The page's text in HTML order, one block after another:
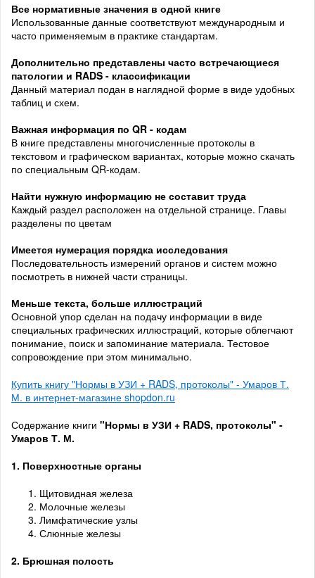
Все нормативные значения в одной книге
Использованные данные соответствуют международным и
часто применяемым в практике стандартам.
Дополнительно представлены часто встречающиеся
патологии и RADS - классификации
Данный материал подан в наглядной форме в виде удобных
таблиц и схем.
Важная информация по QR - кодам
В книге представлены многочисленные протоколы в
текстовом и графическом вариантах, которые можно скачать
по специальным QR-кодам.
Найти нужную информацию не составит труда
Каждый раздел расположен на отдельной странице. Главы
разделены по цветам
Имеется нумерация порядка исследования
Последовательность измерений органов и систем можно
посмотреть в нижней части страницы.
Меньше текста, больше иллюстраций
Основной упор сделан на подачу информации в виде
специальных графических иллюстраций, которые облегчают
понимание, поиск и запоминание материала. Тестовое
сопровождение при этом минимально.
Купить книгу "Нормы в УЗИ + RADS, протоколы" - Умаров Т.
М. в интернет-магазине shopdon.ru
Содержание книги "Нормы в УЗИ + RADS, протоколы" -
Умаров Т. М.
1. Поверхностные органы
Щитовидная железа
Молочные железы
Лимфатические узлы
Слюнные железы
2. Брюшная полость